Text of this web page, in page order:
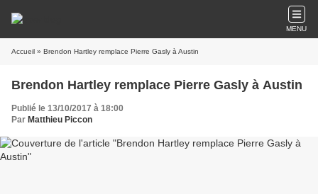
MENU
Accueil » Brendon Hartley remplace Pierre Gasly à Austin
Brendon Hartley remplace Pierre Gasly à Austin
Publié le 13/10/2017 à 18:00
Par Matthieu Piccon